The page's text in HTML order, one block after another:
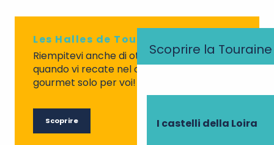
Scoprire la Touraine
I castelli della Loira
Les Halles de Tours
Riempitevi anche di ottimi prodotti locali
quando vi recate nel cuore di queste halles
gourmet solo per voi!
Scoprire